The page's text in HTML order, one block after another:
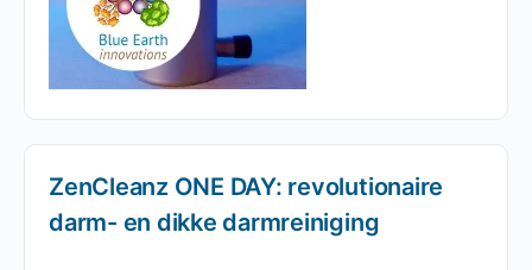
ZenCleanz ONE DAY: revolutionaire
darm- en dikke darmreiniging